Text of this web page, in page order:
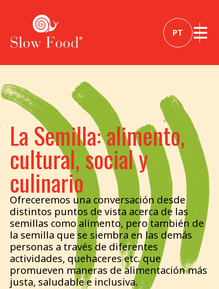
PT
La Semilla: alimento,
cultural, social y
culinario
Ofreceremos una conversación desde
distintos puntos de vista acerca de las
semillas como alimento, pero también de
la semilla que se siembra en las demás
personas a través de diferentes
actividades, quehaceres etc. que
promueven maneras de alimentación más
justa, saludable e inclusiva.